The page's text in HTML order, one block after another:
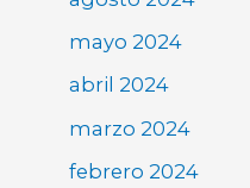
mayo 2024
abril 2024
marzo 2024
febrero 2024